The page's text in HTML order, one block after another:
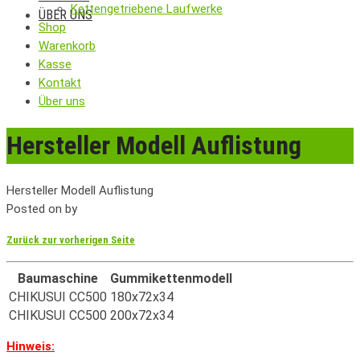
ÜBER UNSKettengetriebene Laufwerke
Shop
Warenkorb
Kasse
Kontakt
Über uns
Hersteller Modell Auflistung
Hersteller Modell Auflistung
Posted on by
Zurück zur vorherigen Seite
Baumaschine
Gummikettenmodell
CHIKUSUI CC500 180x72x34
CHIKUSUI CC500 200x72x34
Hinweis: